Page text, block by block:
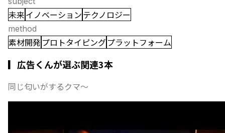
未来イノベーションテクノロジー
method
素材開発 プロトタイピングプラットフォーム
▎広告くんが選ぶ関連3本
同じ匂いがするクマ〜